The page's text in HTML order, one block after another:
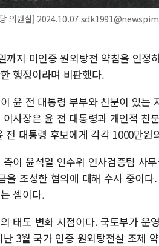
당 의원실] 2024.10.07
까지 미인증 원외탕전 약침을 인정
행정이라며 비판했다.
윤 전 대통령 부부와 친분이 있는
사장은 윤 전 대통령과 개인적 친
전 대통령 후보에게 각각 1000만원
이 윤석열 인수위 인사검증팀 사
을 조성한 혐의에 대해 수사 중이
셈이다.
태도 변화 시점이다. 국토부가 운
3월 국가 인증 원외탕전실 조제